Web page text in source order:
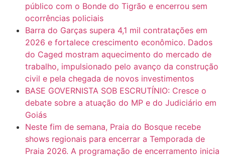
público com o Bonde do Tigrão e encerrou sem
ocorrências policiais
Barra do Garças supera 4,1 mil contratações em
2026 e fortalece crescimento econômico. Dados
do Caged mostram aquecimento do mercado de
trabalho, impulsionado pelo avanço da construção
civil e pela chegada de novos investimentos
BASE GOVERNISTA SOB ESCRUTÍNIO: Cresce o
debate sobre a atuação do MP e do Judiciário em
Goiás
Neste fim de semana, Praia do Bosque recebe
shows regionais para encerrar a Temporada de
Praia 2026. A programação de encerramento inicia